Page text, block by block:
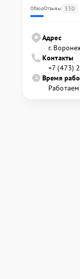
ОбзорОтзывы 330
Адрес
г.
Контакты
+7 (473)
Время